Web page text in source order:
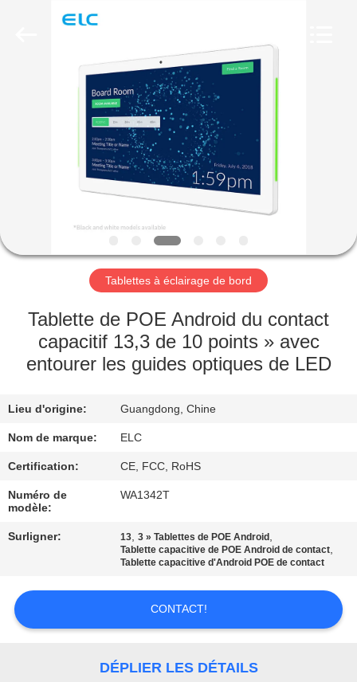
MAISON
PRODUITS
DE
NOUS
VISITE
D'USINE
DE
QUALITÉ
CONTACTEZ-
NOUS
DEMANDEZ
UNE
CITATION
Tablettes à éclairage de bord
Tablette de POE Android du contact
capacitif 13,3 de 10 points » avec
entourer les guides optiques de LED
Lieu d'origine: Guangdong, Chine
Nom de marque: ELC
Certification: CE, FCC, RoHS
Numéro de
modèle:
WA1342T
Surligner: 13,3 » Tablettes de POE Android ,
Tablette capacitive de POE Android de contact,
Tablette capacitive d'Android POE de contact
CONTACT!
DÉPLIER LES DÉTAILS